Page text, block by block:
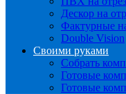
Дескор на
Фактурные
Double Vision
Своими руками
Собрать
Готовые
Готовые